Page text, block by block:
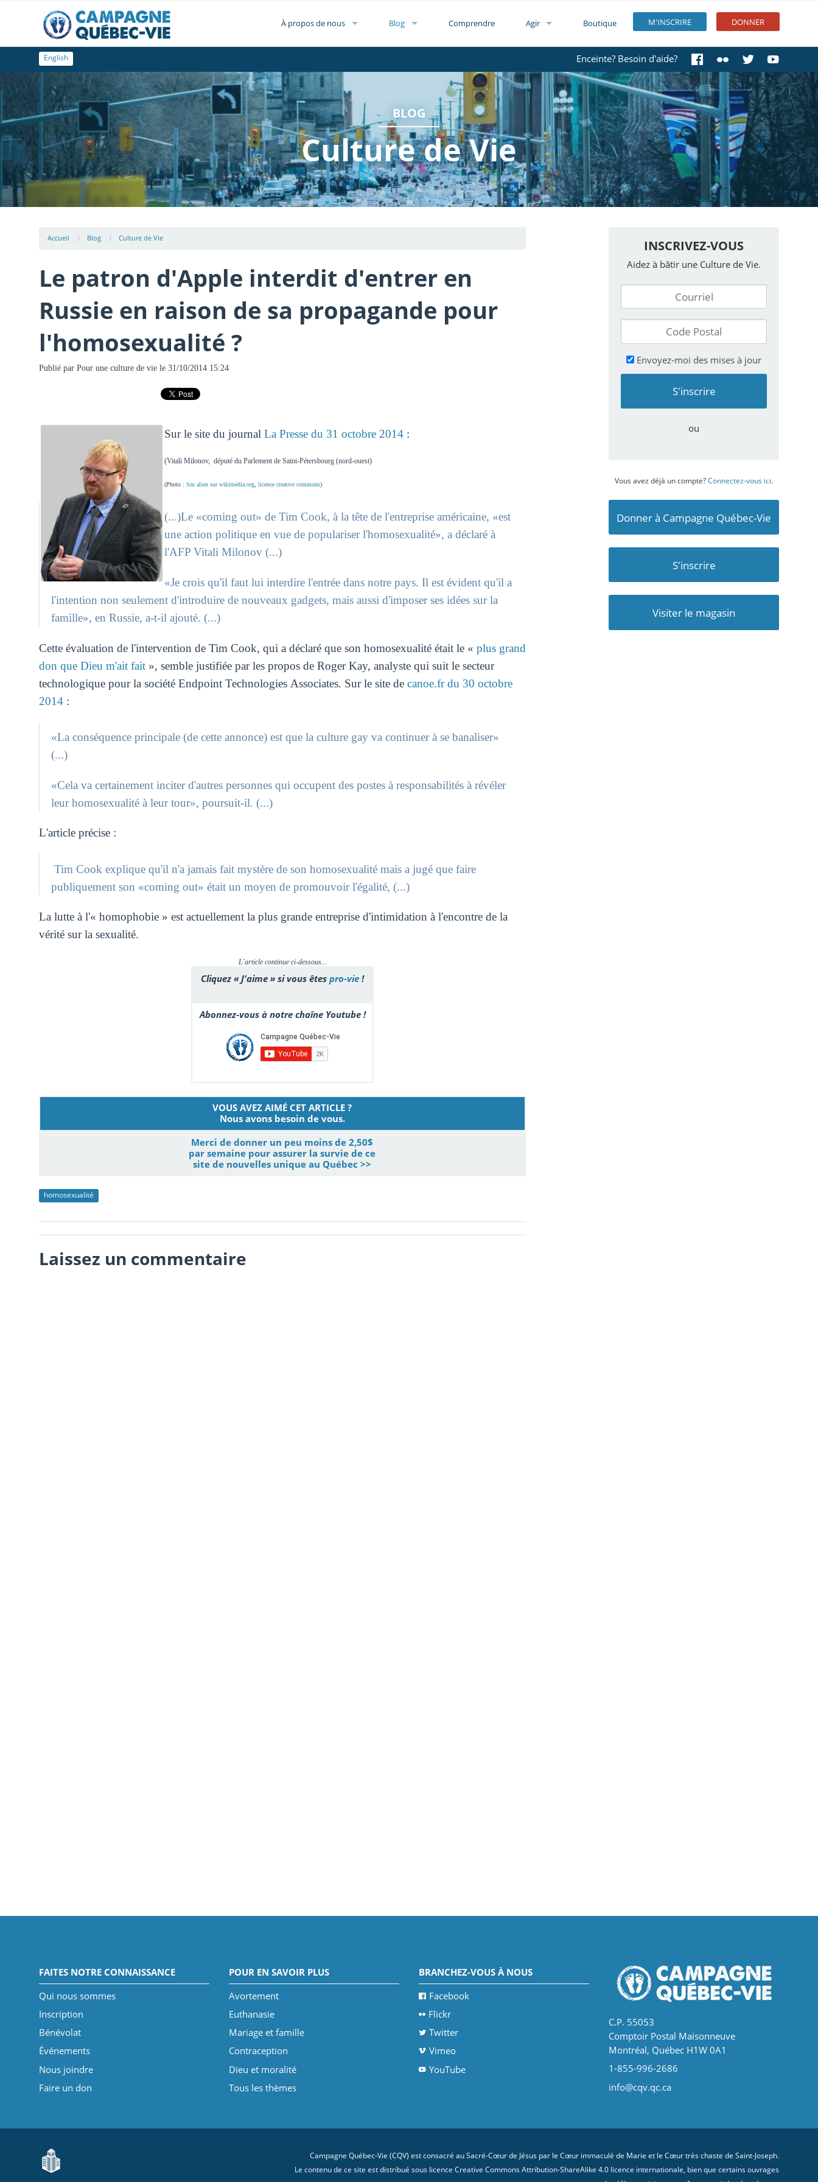
M'INSCRIRE DONNER
À propos de nous Blog Comprendre Agir Boutique
Enceinte? Besoin d'aide?
English
BLOG
Culture de Vie
Accueil Blog Culture de Vie
Le patron d'Apple interdit d'entrer en
Russie en raison de sa propagande pour
l'homosexualité ?
Publié par Pour une culture de viele 31/10/2014 15:24
Sur le site du journal La Presse du 31 octobre 2014:
(Vitali Milonov, député du Parlement de Saint-Pétersbourg (nord-ouest)
(Photo : Sm alien sur wikimédia.org, licence creative commons)
(...)Le «coming out» de Tim Cook, à la tête de l'entreprise américaine, «est
une action politique en vue de populariser l'homosexualité», a déclaré à
l'AFP Vitali Milonov (...)
«Je crois qu'il faut lui interdire l'entrée dans notre pays. Il est évident qu'il a
l'intention non seulement d'introduire de nouveaux gadgets, mais aussi d'imposer ses idées sur la
famille», en Russie, a-t-il ajouté. (...)
Cette évaluation de l'intervention de Tim Cook, qui a déclaré que son homosexualité était le « plus grand
don que Dieu m'ait fait», semble justifiée par les propos de Roger Kay, analyste qui suit le secteur
technologique pour la société Endpoint Technologies Associates. Sur le site de canoe.fr du 30 octobre
2014:
«La conséquence principale (de cette annonce) est que la culture gay va continuer à se banaliser»
(...)
«Cela va certainement inciter d'autres personnes qui occupent des postes à responsabilités à révéler
leur homosexualité à leur tour», poursuit-il. (...)
L'article précise :
Tim Cook explique qu'il n'a jamais fait mystère de son homosexualité mais a jugé que faire
publiquement son «coming out» était un moyen de promouvoir l'égalité, (...)
La lutte à l'« homophobie » est actuellement la plus grande entreprise d'intimidation à l'encontre de la
vérité sur la sexualité.
L'article continue ci-dessous...
Cliquez « J'aime » si vous êtes pro-vie !
Abonnez-vous à notre chaîne Youtube !
VOUS AVEZ AIMÉ CET ARTICLE ?
Nous avons besoin de vous.
Merci de donner un peu moins de 2,50$
par semaine pour assurer la survie de ce
site de nouvelles unique au Québec >>
homosexualité
Laissez un commentaire
INSCRIVEZ-VOUS
Aidez à bâtir une Culture de Vie.
Envoyez-moi des mises à jour
ou
Vous avez déjà un compte?Connectez-vous ici.
Donner à Campagne Québec-Vie
S'inscrire
Visiter le magasin
FAITES NOTRE CONNAISSANCE
Qui nous sommes
Inscription
Bénévolat
Événements
Nous joindre
Faire un don
POUR EN SAVOIR PLUS
Avortement
Euthanasie
Mariage et famille
Contraception
Dieu et moralité
Tous les thèmes
BRANCHEZ-VOUS À NOUS
Facebook
Flickr
Twitter
Vimeo
YouTube
C.P. 55053
Comptoir Postal Maisonneuve
Montréal, Québec H1W 0A1
1-855-996-2686
info@cqv.qc.ca
Campagne Québec-Vie (CQV) est consacré au Sacré-Cœur de Jésus par le Cœur immaculé de Marie et le Cœur très chaste de Saint-Joseph.
Le contenu de ce site est distribué sous licenceCreative Commons Attribution-ShareAlike 4.0 licence internationale, bien que certains ouvrages